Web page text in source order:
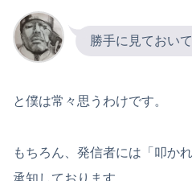
勝手に見ておい
と僕は常々思うわけです。
もちろん、発信者には「叩か